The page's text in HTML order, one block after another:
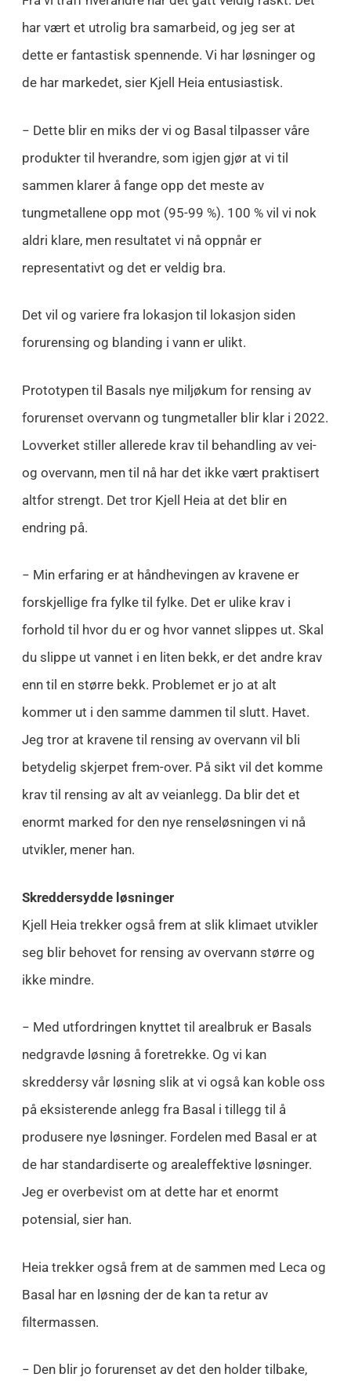
har vært et utrolig bra samarbeid, og jeg ser at
dette er fantastisk spennende. Vi har løsninger og
de har markedet, sier Kjell Heia entusiastisk.
− Dette blir en miks der vi og Basal tilpasser våre
produkter til hverandre, som igjen gjør at vi til
sammen klarer å fange opp det meste av
tungmetallene opp mot (95-99 %). 100 % vil vi nok
aldri klare, men resultatet vi nå oppnår er
representativt og det er veldig bra.
Det vil og variere fra lokasjon til lokasjon siden
forurensing og blanding i vann er ulikt.
Prototypen til Basals nye miljøkum for rensing av
forurenset overvann og tungmetaller blir klar i 2022.
Lovverket stiller allerede krav til behandling av vei-
og overvann, men til nå har det ikke vært praktisert
altfor strengt. Det tror Kjell Heia at det blir en
endring på.
− Min erfaring er at håndhevingen av kravene er
forskjellige fra fylke til fylke. Det er ulike krav i
forhold til hvor du er og hvor vannet slippes ut. Skal
du slippe ut vannet i en liten bekk, er det andre krav
enn til en større bekk. Problemet er jo at alt
kommer ut i den samme dammen til slutt. Havet.
Jeg tror at kravene til rensing av overvann vil bli
betydelig skjerpet frem-over. På sikt vil det komme
krav til rensing av alt av veianlegg. Da blir det et
enormt marked for den nye renseløsningen vi nå
utvikler, mener han.
Skreddersydde løsninger
Kjell Heia trekker også frem at slik klimaet utvikler
seg blir behovet for rensing av overvann større og
ikke mindre.
− Med utfordringen knyttet til arealbruk er Basals
nedgravde løsning å foretrekke. Og vi kan
skreddersy vår løsning slik at vi også kan koble oss
på eksisterende anlegg fra Basal i tillegg til å
produsere nye løsninger. Fordelen med Basal er at
de har standardiserte og arealeffektive løsninger.
Jeg er overbevist om at dette har et enormt
potensial, sier han.
Heia trekker også frem at de sammen med Leca og
Basal har en løsning der de kan ta retur av
filtermassen.
− Den blir jo forurenset av det den holder tilbake,